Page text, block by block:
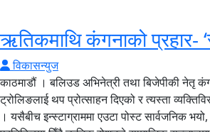
ऋतिकमाथि कंगनाको प्रहार-
विकासन्युज
काठमाडौं । बलिउड अभिनेत्री तथा बिजेपीकी नेतृ
ट्रोलिङलाई थप प्रोत्साहन दिएको र त्यस्ता
। यसैबीच इन्स्टाग्राममा एउटा पोस्ट सार्वजनिक